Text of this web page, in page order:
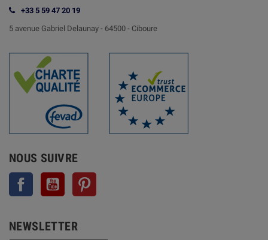
+33 5 59 47 20 19
5 avenue Gabriel Delaunay - 64500 - Ciboure
NOUS SUIVRE
Facebook YouTube
NEWSLETTER